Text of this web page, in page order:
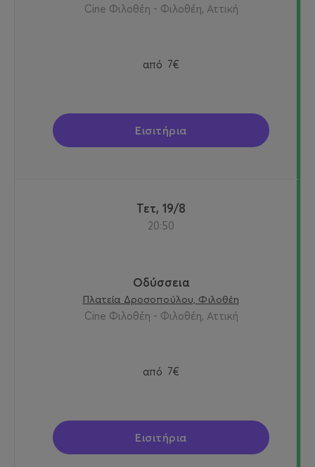
Cine Φιλοθέη - Φιλοθέη, Αττική
από 7€
Εισιτήρια
Τετ, 19/8
20:50
Οδύσσεια
Πλατεία Δροσοπούλου, Φιλοθέη
Cine Φιλοθέη - Φιλοθέη, Αττική
από 7€
Εισιτήρια